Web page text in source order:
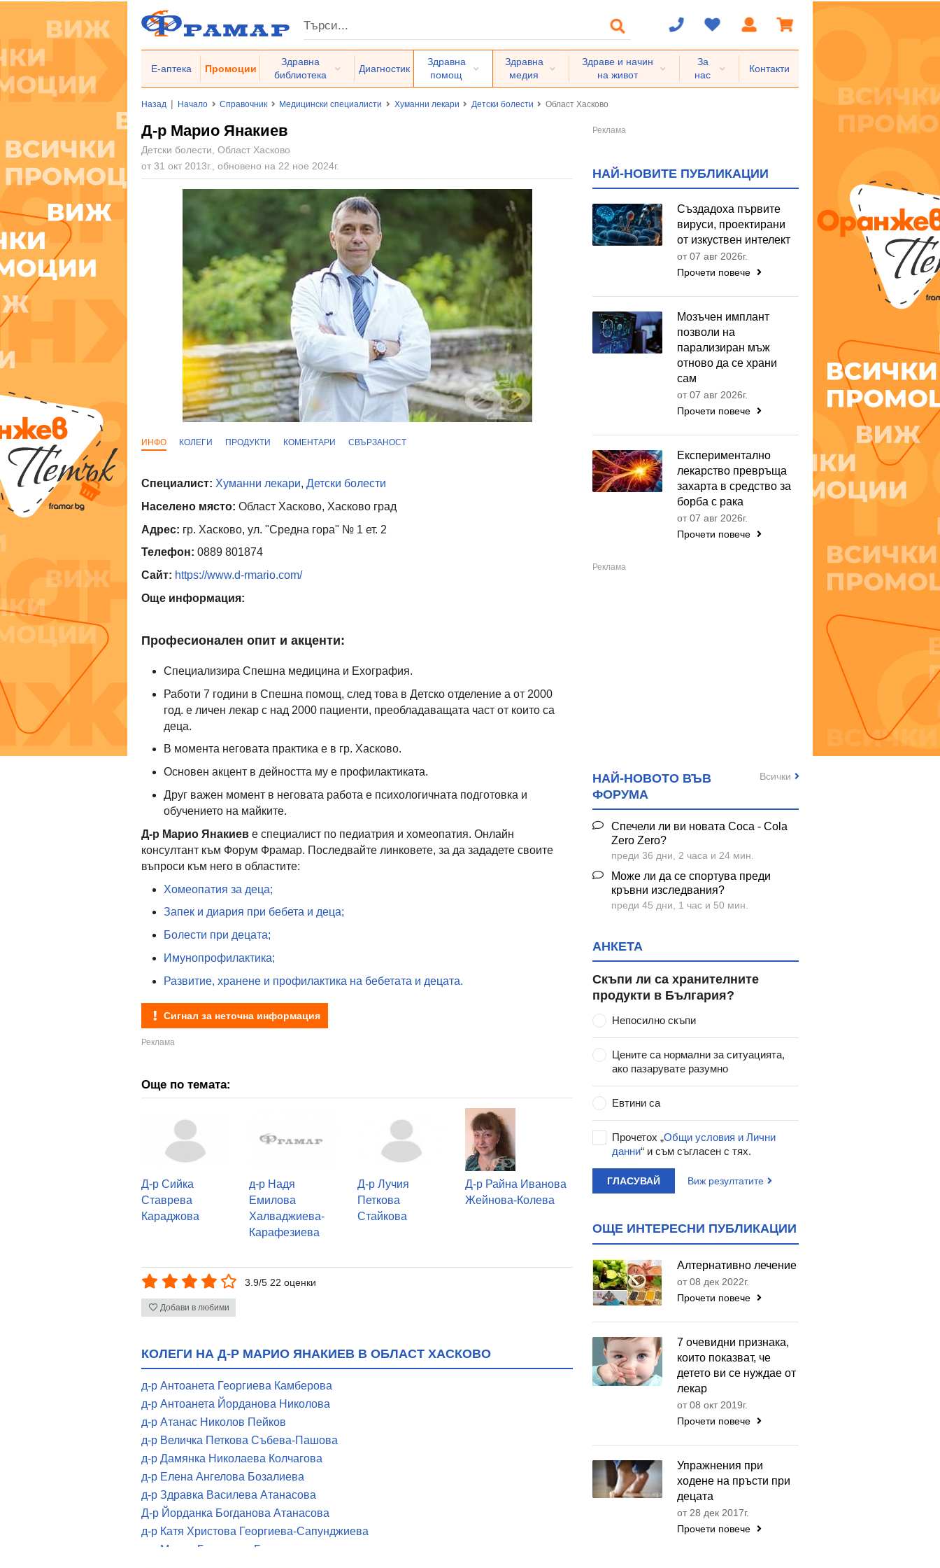
Е-аптека Промоции
Здравна
библиотека
Диагностик
Здравна
помощ
Здравна
медия
Здраве и начин
на живот
За
нас
Контакти
Назад | Начало Справочник Медицински специалисти Хуманни лекари Детски болести Област Хасково
Д-р Марио Янакиев
Детски болести, Област Хасково
от 31 окт 2013г., обновено на 22 ное 2024г.
ИНФО КОЛЕГИ ПРОДУКТИ КОМЕНТАРИ СВЪРЗАНОСТ
Специалист: Хуманни лекари, Детски болести
Населено място: Област Хасково, Хасково град
Адрес: гр. Хасково, ул. "Средна гора" № 1 ет. 2
Телефон: 0889 801874
Сайт: https://www.d-rmario.com/
Още информация:
Професионален опит и акценти:
Специализира Спешна медицина и Ехография.
Работи 7 години в Спешна помощ, след това в Детско отделение а от 2000
год. е личен лекар с над 2000 пациенти, преобладаващата част от които са
деца.
В момента неговата практика е в гр. Хасково.
Основен акцент в дейността му е профилактиката.
Друг важен момент в неговата работа е психологичната подготовка и
обучението на майките.
Д-р Марио Янакиев е специалист по педиатрия и хомеопатия. Онлайн
консултант към Форум Фрамар. Последвайте линковете, за да зададете своите
въпроси към него в областите:
Хомеопатия за деца;
Запек и диария при бебета и деца;
Болести при децата;
Имунопрофилактика;
Развитие, хранене и профилактика на бебетата и децата.
Сигнал за неточна информация
Още по темата:
Д-р Сийка
Ставрева
Караджова
д-р Надя
Емилова
Халваджиева-
Карафезиева
Д-р Лучия
Петкова
Стайкова
Д-р Райна Иванова
Жейнова-Колева
3.9/5 22 оценки
Добави в любими
КОЛЕГИ НА Д-Р МАРИО ЯНАКИЕВ В ОБЛАСТ ХАСКОВО
д-р Антоанета Георгиева Камберова
д-р Антоанета Йорданова Николова
д-р Атанас Николов Пейков
д-р Величка Петкова Събева-Пашова
д-р Дамянка Николаева Колчагова
д-р Елена Ангелова Бозалиева
д-р Здравка Василева Атанасова
Д-р Йорданка Богданова Атанасова
д-р Катя Христова Георгиева-Сапунджиева
д-р Мария Георгиева Боспатчиева
НАЙ-НОВИТЕ ПУБЛИКАЦИИ
Създадоха първите
вируси, проектирани
от изкуствен интелект
от 07 авг 2026г.
Прочети повече
Мозъчен имплант
позволи на
парализиран мъж
отново да се храни
сам
от 07 авг 2026г.
Прочети повече
Експериментално
лекарство превръща
захарта в средство за
борба с рака
от 07 авг 2026г.
Прочети повече
НАЙ-НОВОТО ВЪВ
ФОРУМА
Спечели ли ви новата Coca - Cola
Zero Zero?
преди 36 дни, 2 часа и 24 мин.
Може ли да се спортува преди
кръвни изследвания?
преди 45 дни, 1 час и 50 мин.
Всички
АНКЕТА
Скъпи ли са хранителните
продукти в България?
Непосилно скъпи
Цените са нормални за ситуацията,
ако пазарувате разумно
Евтини са
Прочетох „Общи условия и Лични
данни“ и съм съгласен с тях.
ГЛАСУВАЙ Виж резултатите
ОЩЕ ИНТЕРЕСНИ ПУБЛИКАЦИИ
Алтернативно лечение
от 08 дек 2022г.
Прочети повече
7 очевидни признака,
които показват, че
детето ви се нуждае от
лекар
от 08 окт 2019г.
Прочети повече
Упражнения при
ходене на пръсти при
децата
от 28 дек 2017г.
Прочети повече